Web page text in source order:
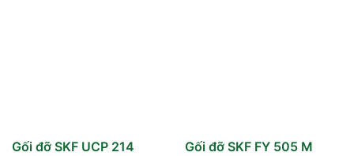
Gối đỡ SKF UCP 214 Gối đỡ SKF FY 505 M